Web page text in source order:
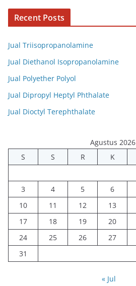
Recent Posts
Jual Triisopropanolamine
Jual Diethanol Isopropanolamine
Jual Polyether Polyol
Jual Dipropyl Heptyl Phthalate
Jual Dioctyl Terephthalate
Agustus 2026
S
S R K
3
4 5 6
10
11 12 13
17
18 19 20
24
25 26 27
31
« Jul